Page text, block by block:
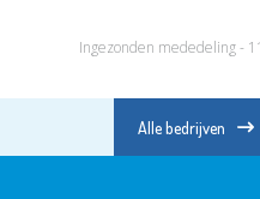
Ingezonden mededeling -
Alle bedrijven